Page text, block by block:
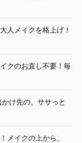
人メイクを格上げ！
クのお直し不要！毎
け先の、ササっと
メイクの上から、